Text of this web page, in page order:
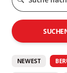
NEWEST